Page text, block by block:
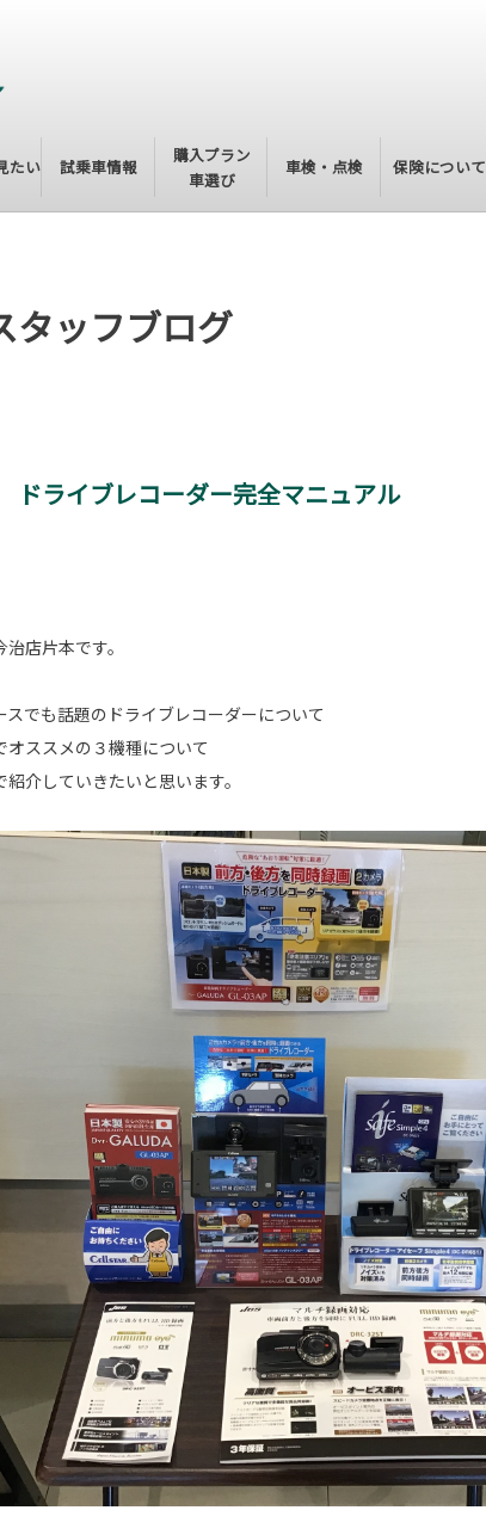
たい 試乗車情報
購入プラン
車選び
車検・点検 保険について
タッフブログ
ライブレコーダー完全マニュアル
店片本です。
スでも話題のドライブレコーダーについて
オススメの３機種について
介していきたいと思います。